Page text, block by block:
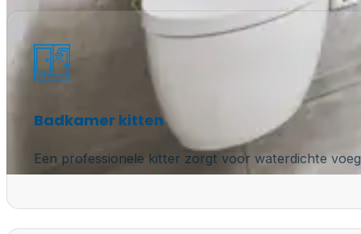
Badkamer kitten
Een professionele kitter zorgt voor waterdichte